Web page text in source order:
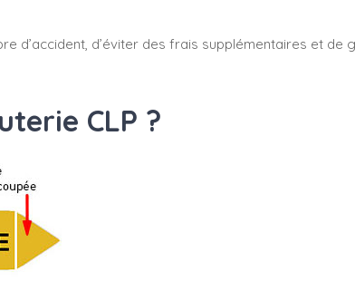
d’accident, d’éviter des frais supplémentaires et de
CLP ?